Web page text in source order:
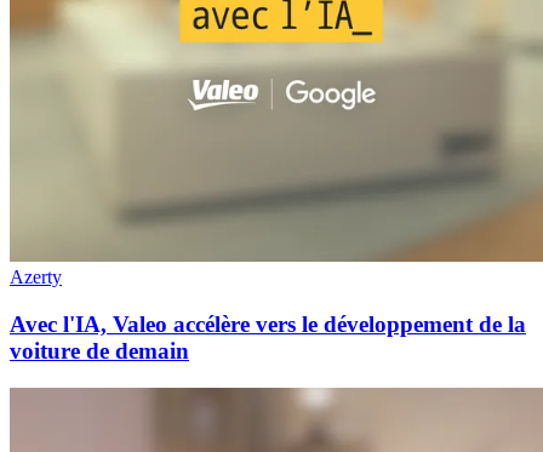
Azerty
Avec l'IA, Valeo accélère vers le développement de la
voiture de demain